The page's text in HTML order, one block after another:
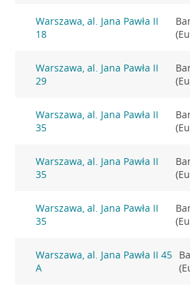
Warszawa, al. Jana Pawła II
18
Warszawa, al. Jana Pawła II
29
Warszawa, al. Jana Pawła II
35
Warszawa, al. Jana Pawła II
35
Warszawa, al. Jana Pawła II
35
Warszawa, al. Jana Pawła II 45
A